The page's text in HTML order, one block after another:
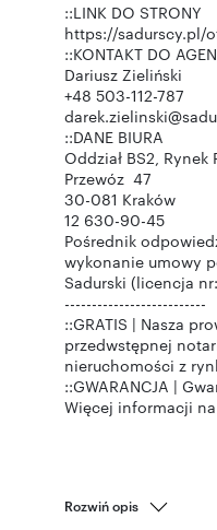
::LINK DO STRONY
https://sadurscy.pl/
::KONTAKT DO
Dariusz Zieliński
+48 503-112-787
::DANE BIURA
Oddział BS2, Rynek
Przewóz 47
30-081 Kraków
12 630-90-45
Pośrednik
wykonanie umowy
Sadurski (licencja
--------------------------
::GRATIS | Nasza
przedwstępnej
nieruchomości z
::GWARANCJA |
Więcej informacji
Rozwiń opis